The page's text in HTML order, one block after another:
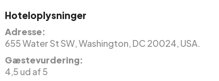
Hoteloplysninger
Adresse:
655 Water St SW, Washington, DC 20024, USA.
Gæstevurdering:
4,5 ud af 5